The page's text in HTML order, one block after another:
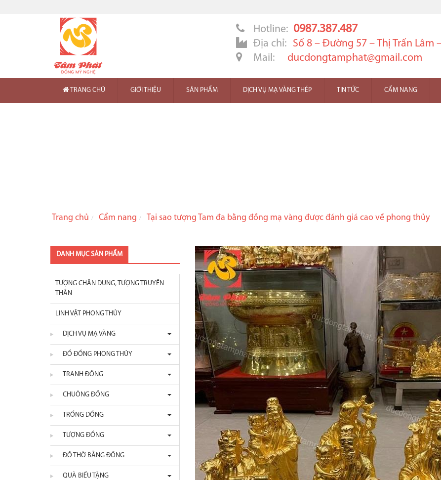
Hotline: 0987.387.487
Địa chỉ:
Số 8 – Đường 57 – Thị Trấn Lâm
Mail:
ducdongtamphat@gmail.com
TRANG CHỦ GIỚI THIỆU SẢN PHẨM DỊCH VỤ MẠ VÀNG THÉP TIN TỨC CẨM NANG
Trang chủ Cẩm nang Tại sao tượng Tam đa bằng đồng mạ vàng được đánh giá cao về phong thủy
DANH MỤC SẢN PHẨM
TƯỢNG CHÂN DUNG, TƯỢNG TRUYỀN
THÂN
LINH VẬT PHONG THỦY
DỊCH VỤ MẠ VÀNG
ĐỒ ĐỒNG PHONG THỦY
TRANH ĐỒNG
CHUÔNG ĐỒNG
TRỐNG ĐỒNG
TƯỢNG ĐỒNG
ĐỒ THỜ BẰNG ĐỒNG
QUÀ BIẾU TẶNG